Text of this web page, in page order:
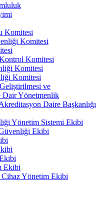
Komitesi
Komitesi
Komitesi
Komitesi
Komitesi
ve
Dair Yönetmenlik
Daire Başkanlığı
Yönetim Sistemi Ekibi
Ekibi
Ekibi
Cihaz Yönetim Ekibi